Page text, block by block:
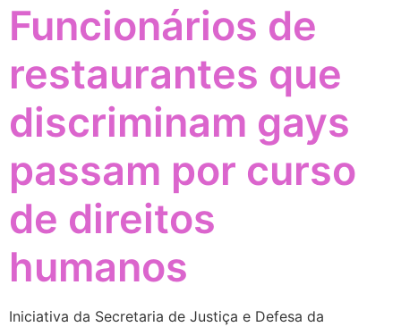
Funcionários de
restaurantes que
discriminam gays
passam por curso
de direitos
humanos
Iniciativa da Secretaria de Justiça e Defesa da